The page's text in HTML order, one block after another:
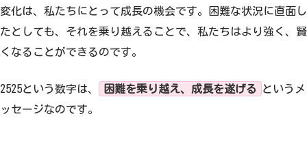
変化は、私たちにとって成長の機会です。困難な状況に直面し
たとしても、それを乗り越えることで、私たちはより強く、賢
くなることができるのです。
2525という数字は、 困難を乗り越え、成長を遂げる
というメ
ッセージなのです。